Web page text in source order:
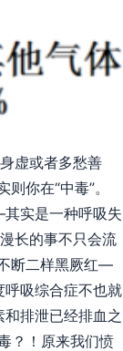
虚或者多愁善
你在“中毒”。
实是一种呼吸失
长的事不只会流
断二样黑厥红—
吸综合症不也就
排泄已经排血之
？！原来我们愤